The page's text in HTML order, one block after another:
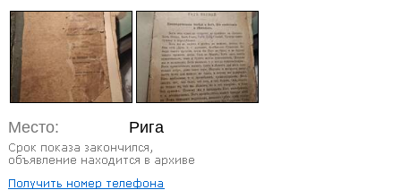
Место: Рига